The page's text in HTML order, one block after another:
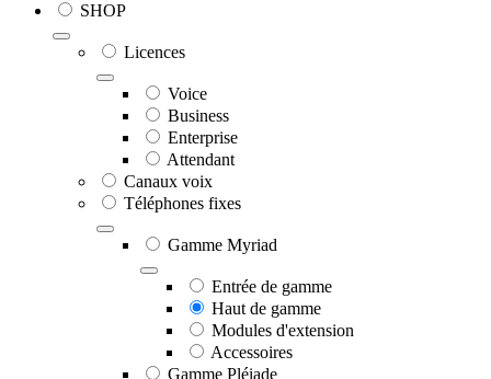
SHOP
Licences
Voice
Business
Enterprise
Attendant
Canaux voix
Téléphones fixes
Gamme Myriad
Entrée de gamme
Haut de gamme
Modules d'extension
Accessoires
Gamme Pléiade